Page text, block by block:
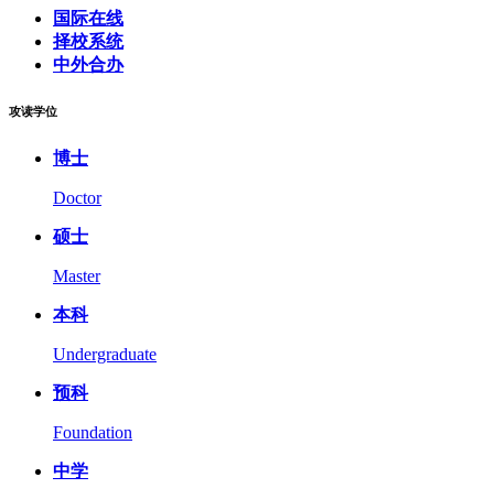
国际在线
择校系统
中外合办
攻读学位
博士
Doctor
硕士
Master
本科
Undergraduate
预科
Foundation
中学